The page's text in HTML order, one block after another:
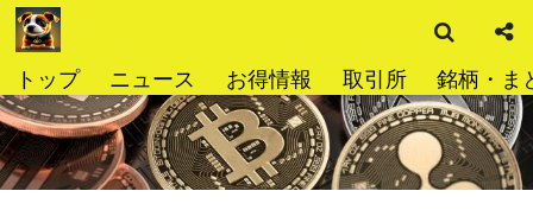
コ
ン
ン
ツ
へ
ス
トップ ニュース お得情報 取引所 銘柄・ま
索